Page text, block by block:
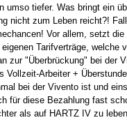
umso tiefer. Was bringt ein
nicht zum Leben reicht?!
Vor allem, setzt
Tarifverträge, welche
zur "Überbrückung" bei der
Arbeiter +
bei der Vivento ist und
für diese Bezahlung fast
als auf HARTZ IV zu